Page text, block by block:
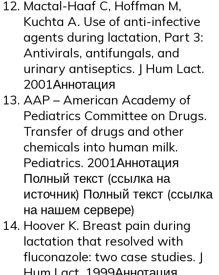
Mactal-Haaf C, Hoffman M,
Kuchta A. Use of anti-infective
agents during lactation, Part 3:
Antivirals, antifungals, and
urinary antiseptics. J Hum Lact.
2001Аннотация
AAP – American Academy of
Pediatrics Committee on Drugs.
Transfer of drugs and other
chemicals into human milk.
Pediatrics. 2001Аннотация
Полный текст (ссылка на
источник) Полный текст (ссылка
на нашем сервере)
Hoover K. Breast pain during
lactation that resolved with
fluconazole: two case studies. J